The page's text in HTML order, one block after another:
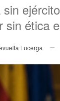
sin
sin ética
Lucerga